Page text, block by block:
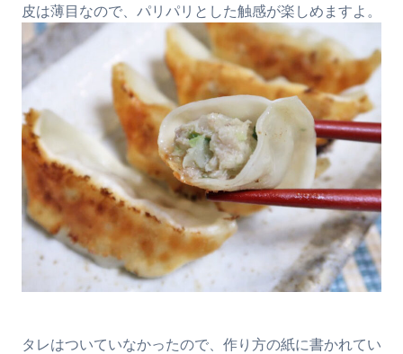
皮は薄目なので、パリパリとした触感が楽しめますよ。
タレはついていなかったので、作り方の紙に書かれてい